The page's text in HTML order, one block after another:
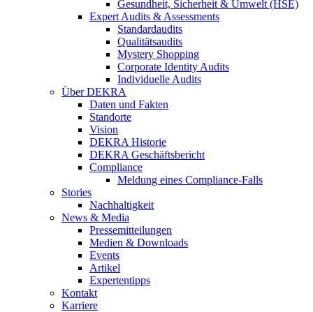
Gesundheit, Sicherheit & Umwelt (HSE)
Expert Audits & Assessments
Standardaudits
Qualitätsaudits
Mystery Shopping
Corporate Identity Audits
Individuelle Audits
Über DEKRA
Daten und Fakten
Standorte
Vision
DEKRA Historie
DEKRA Geschäftsbericht
Compliance
Meldung eines Compliance-Falls
Stories
Nachhaltigkeit
News & Media
Pressemitteilungen
Medien & Downloads
Events
Artikel
Expertentipps
Kontakt
Karriere